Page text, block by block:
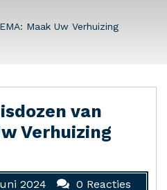
Maak Uw Verhuizing
van
Verhuizing
2024 0 Reacties